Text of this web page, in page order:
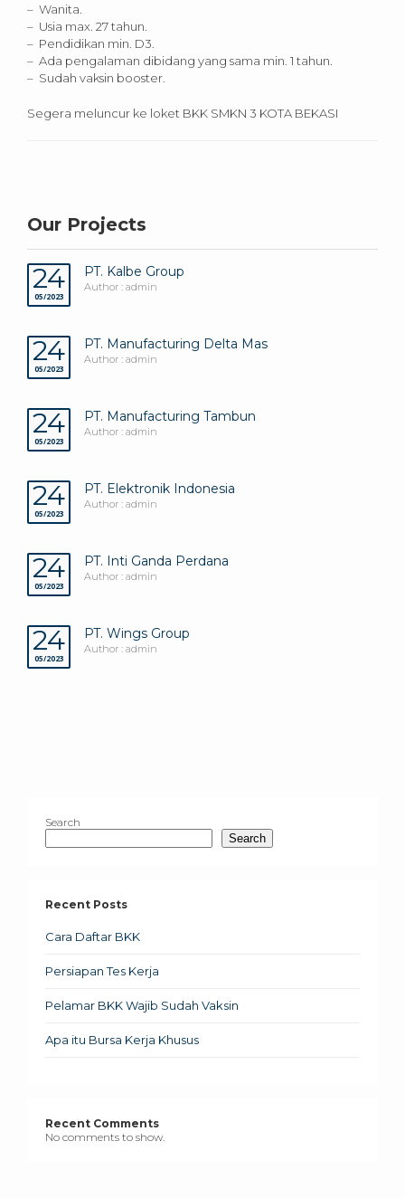
– Wanita.
– Usia max. 27 tahun.
– Pendidikan min. D3.
– Ada pengalaman dibidang yang sama min. 1 tahun.
– Sudah vaksin booster.
Segera meluncur ke loket BKK SMKN 3 KOTA BEKASI
Our Projects
24
05/2023
PT. Kalbe Group
Author : admin
24
05/2023
PT. Manufacturing Delta Mas
Author : admin
24
05/2023
PT. Manufacturing Tambun
Author : admin
24
05/2023
PT. Elektronik Indonesia
Author : admin
24
05/2023
PT. Inti Ganda Perdana
Author : admin
24
05/2023
PT. Wings Group
Author : admin
Search
Search
Recent Posts
Cara Daftar BKK
Persiapan Tes Kerja
Pelamar BKK Wajib Sudah Vaksin
Apa itu Bursa Kerja Khusus
Recent Comments
No comments to show.